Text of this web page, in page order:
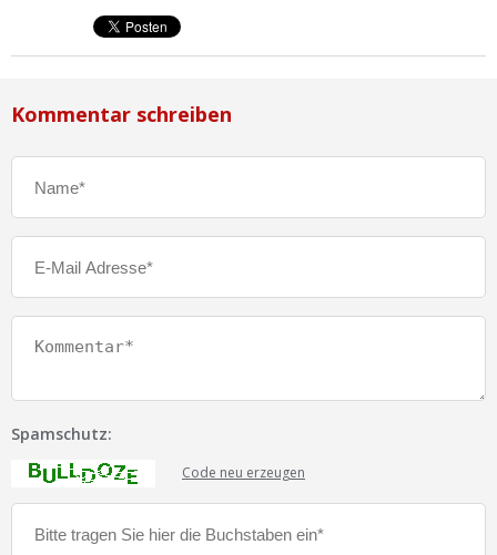
Kommentar schreiben
Spamschutz:
Code neu erzeugen